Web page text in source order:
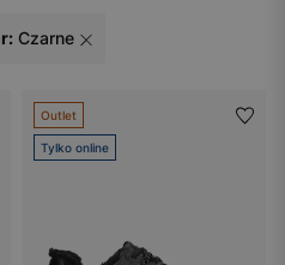
Czarne
Outlet
Tylko online